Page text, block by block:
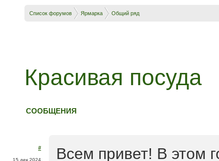
Список форумов Ярмарка Общий ряд
Красивая посуда
СООБЩЕНИЯ
#
15 дек 2024,
Всем привет! В этом